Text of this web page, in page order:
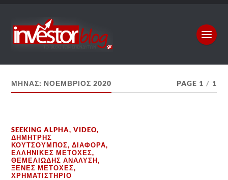
ΜΉΝΑΣ: ΝΟΈΜΒΡΙΟΣ 2020 PAGE 1 / 1
SEEKING ALPHA,VIDEO,
ΔΗΜΉΤΡΗΣ
ΚΟΥΤΣΟΥΜΠΌΣ,ΔΙΆΦΟΡΑ,
ΕΛΛΗΝΙΚΈΣ ΜΕΤΟΧΈΣ,
ΘΕΜΕΛΙΏΔΗΣ ΑΝΆΛΥΣΗ,
ΞΈΝΕΣ ΜΕΤΟΧΈΣ,
ΧΡΗΜΑΤΙΣΤΉΡΙΟ